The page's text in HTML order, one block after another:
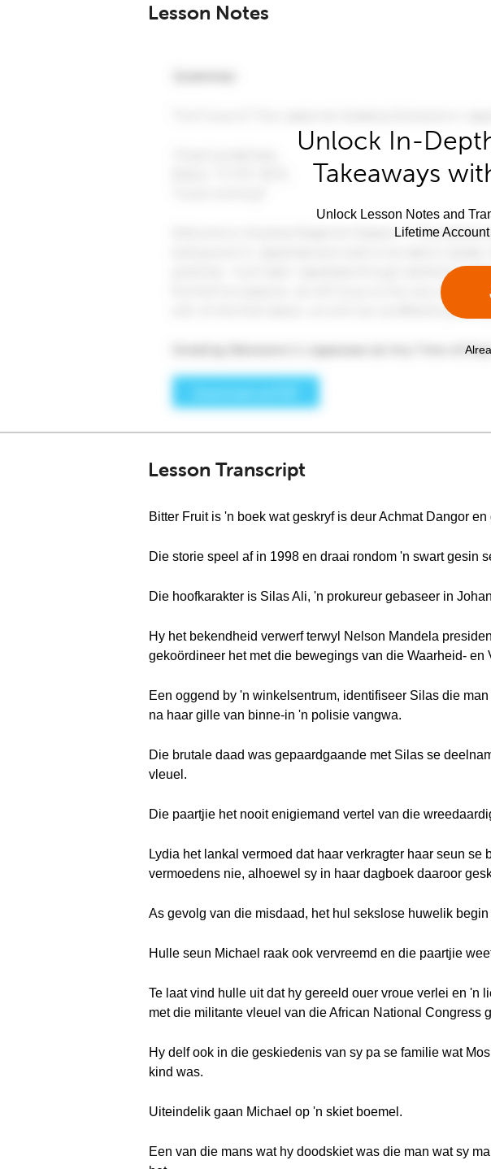
Lesson Notes
Unlock In-
Takeaways
Unlock Lesson Notes and
Lifetime
Lesson Transcript
Bitter Fruit is 'n boek wat geskryf is deur Achmat Dangor
Die storie speel af in 1998 en draai rondom 'n swart gesin
Die hoofkarakter is Silas Ali, 'n prokureur gebaseer in
Hy het bekendheid verwerf terwyl Nelson Mandela
gekoördineer het met die bewegings van die Waarheid- en
Een oggend by 'n winkelsentrum, identifiseer Silas die
na haar gille van binne-in 'n polisie vangwa.
Die brutale daad was gepaardgaande met Silas se
vleuel.
Die paartjie het nooit enigiemand vertel van die
Lydia het lankal vermoed dat haar verkragter haar seun
vermoedens nie, alhoewel sy in haar dagboek daaroor
As gevolg van die misdaad, het hul sekslose huwelik
Hulle seun Michael raak ook vervreemd en die paartjie
Te laat vind hulle uit dat hy gereeld ouer vroue verlei en 'n
met die militante vleuel van die African National Congress
Hy delf ook in die geskiedenis van sy pa se familie wat
kind was.
Uiteindelik gaan Michael op 'n skiet boemel.
Een van die mans wat hy doodskiet was die man wat sy